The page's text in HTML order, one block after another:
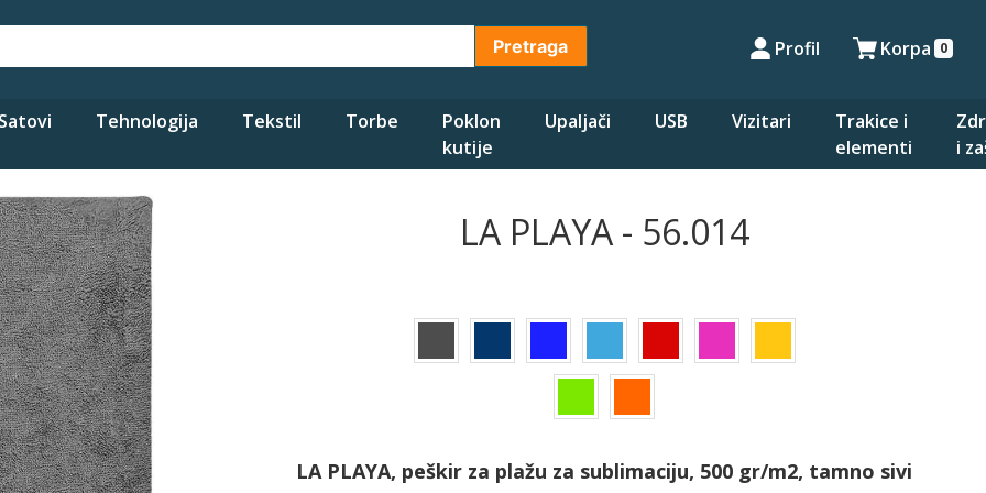
Pretraga Profil Korpa 0
Satovi Tehnologija Tekstil Torbe
Poklon
kutije
Upaljači USB Vizitari
Trakice i
elementi
i
LA PLAYA - 56.014
LA PLAYA, peškir za plažu za sublimaciju, 500 gr/m2, tamno sivi